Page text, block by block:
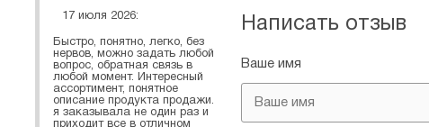
Написать отзыв
Ваше имя
17 июля 2026:
Быстро, понятно, легко, без
нервов, можно задать любой
вопрос, обратная связь в
любой момент. Интересный
ассортимент, понятное
описание продукта продажи.
я заказывала не один раз и
приходит все в отличном